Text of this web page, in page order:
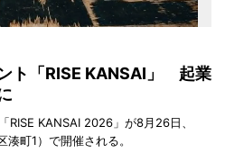
ト「RISE KANSAI」 起業
RISE KANSAI 2026」が8月26日、
町1）で開催される。